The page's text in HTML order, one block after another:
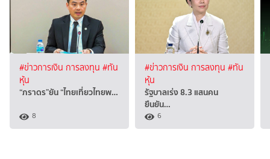
#ข่าวการเงิน การลงทุน #ทัน
หุ้น
“ภราดร”ยัน “ไทยเที่ยวไทยพ…
8
#ข่าวการเงิน การลงทุน #ทัน
หุ้น
รัฐบาลเร่ง 8.3 แสนคน
ยืนยัน…
6